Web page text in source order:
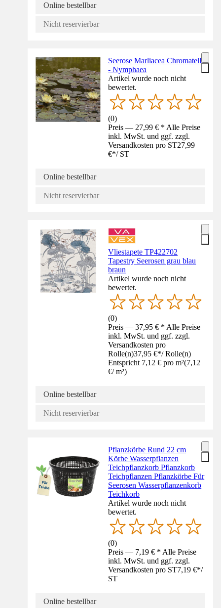
Online bestellbar
Nicht reservierbar
Seerose Marliacea Chromatella
- Nymphaea
Artikel wurde noch nicht
bewertet.
(0)
Preis — 27,99 € * Alle Preise
inkl. MwSt. und ggf. zzgl.
Versandkosten pro ST27,99
€*/ ST
Online bestellbar
Nicht reservierbar
Vliestapete TP422702
Tapestry Seerosen grau blau
braun
Artikel wurde noch nicht
bewertet.
(0)
Preis — 37,95 € * Alle Preise
inkl. MwSt. und ggf. zzgl.
Versandkosten pro
Rolle(n)37,95 €*/ Rolle(n)
Entspricht 7,12 € pro m²(7,12
€/ m²)
Online bestellbar
Nicht reservierbar
Pflanzkörbe Rund 22 cm
Körbe Wasserpflanzen
Teichpflanzkorb Pflanzkorb
Teichpflanzen Pflanzkörbe Für
Seerosen Wasserpflanzenkorb
Teichkorb
Artikel wurde noch nicht
bewertet.
(0)
Preis — 7,19 € * Alle Preise
inkl. MwSt. und ggf. zzgl.
Versandkosten pro ST7,19 €*/
ST
Online bestellbar